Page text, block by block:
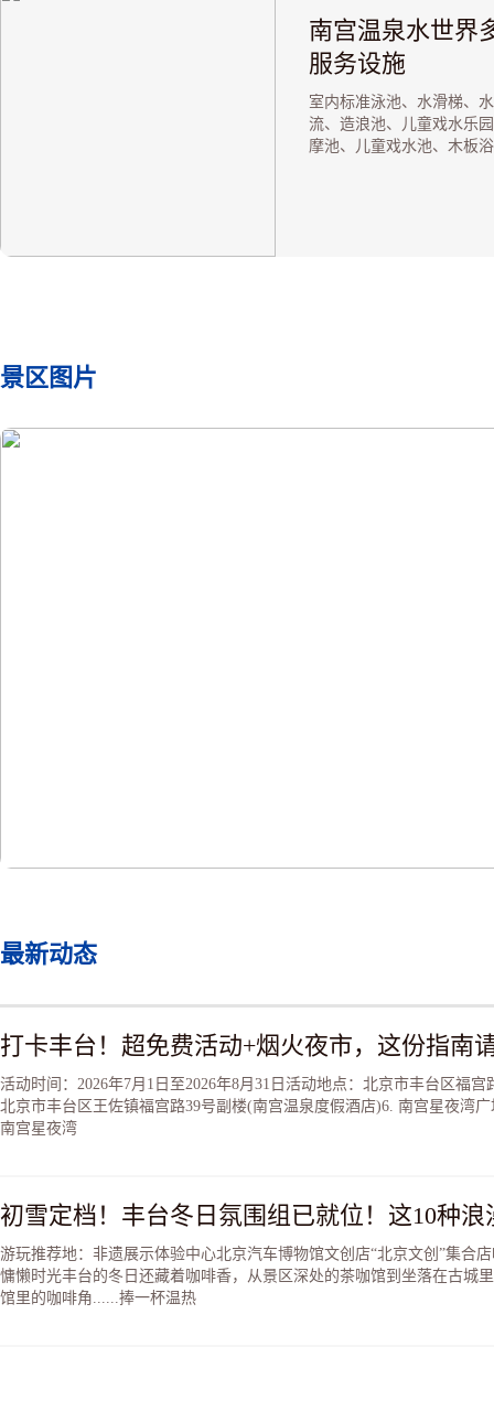
南宫温泉水世界
服务设施
室内标准泳池、水滑梯、
流、造浪池、儿童戏水乐
摩池、儿童戏水池、木板
景区图片
最新动态
打卡丰台！超免费活动+烟火夜市，这份指南
活动时间：2026年7月1日至2026年8月31日活动地点：北京市丰台区福宫
北京市丰台区王佐镇福宫路39号副楼(南宫温泉度假酒店)6. 南宫星夜湾
南宫星夜湾
游玩推荐地：非遗展示体验中心北京汽车博物馆文创店“北京文创”集合
慵懒时光丰台的冬日还藏着咖啡香，从景区深处的茶咖馆到坐落在古城
馆里的咖啡角......捧一杯温热